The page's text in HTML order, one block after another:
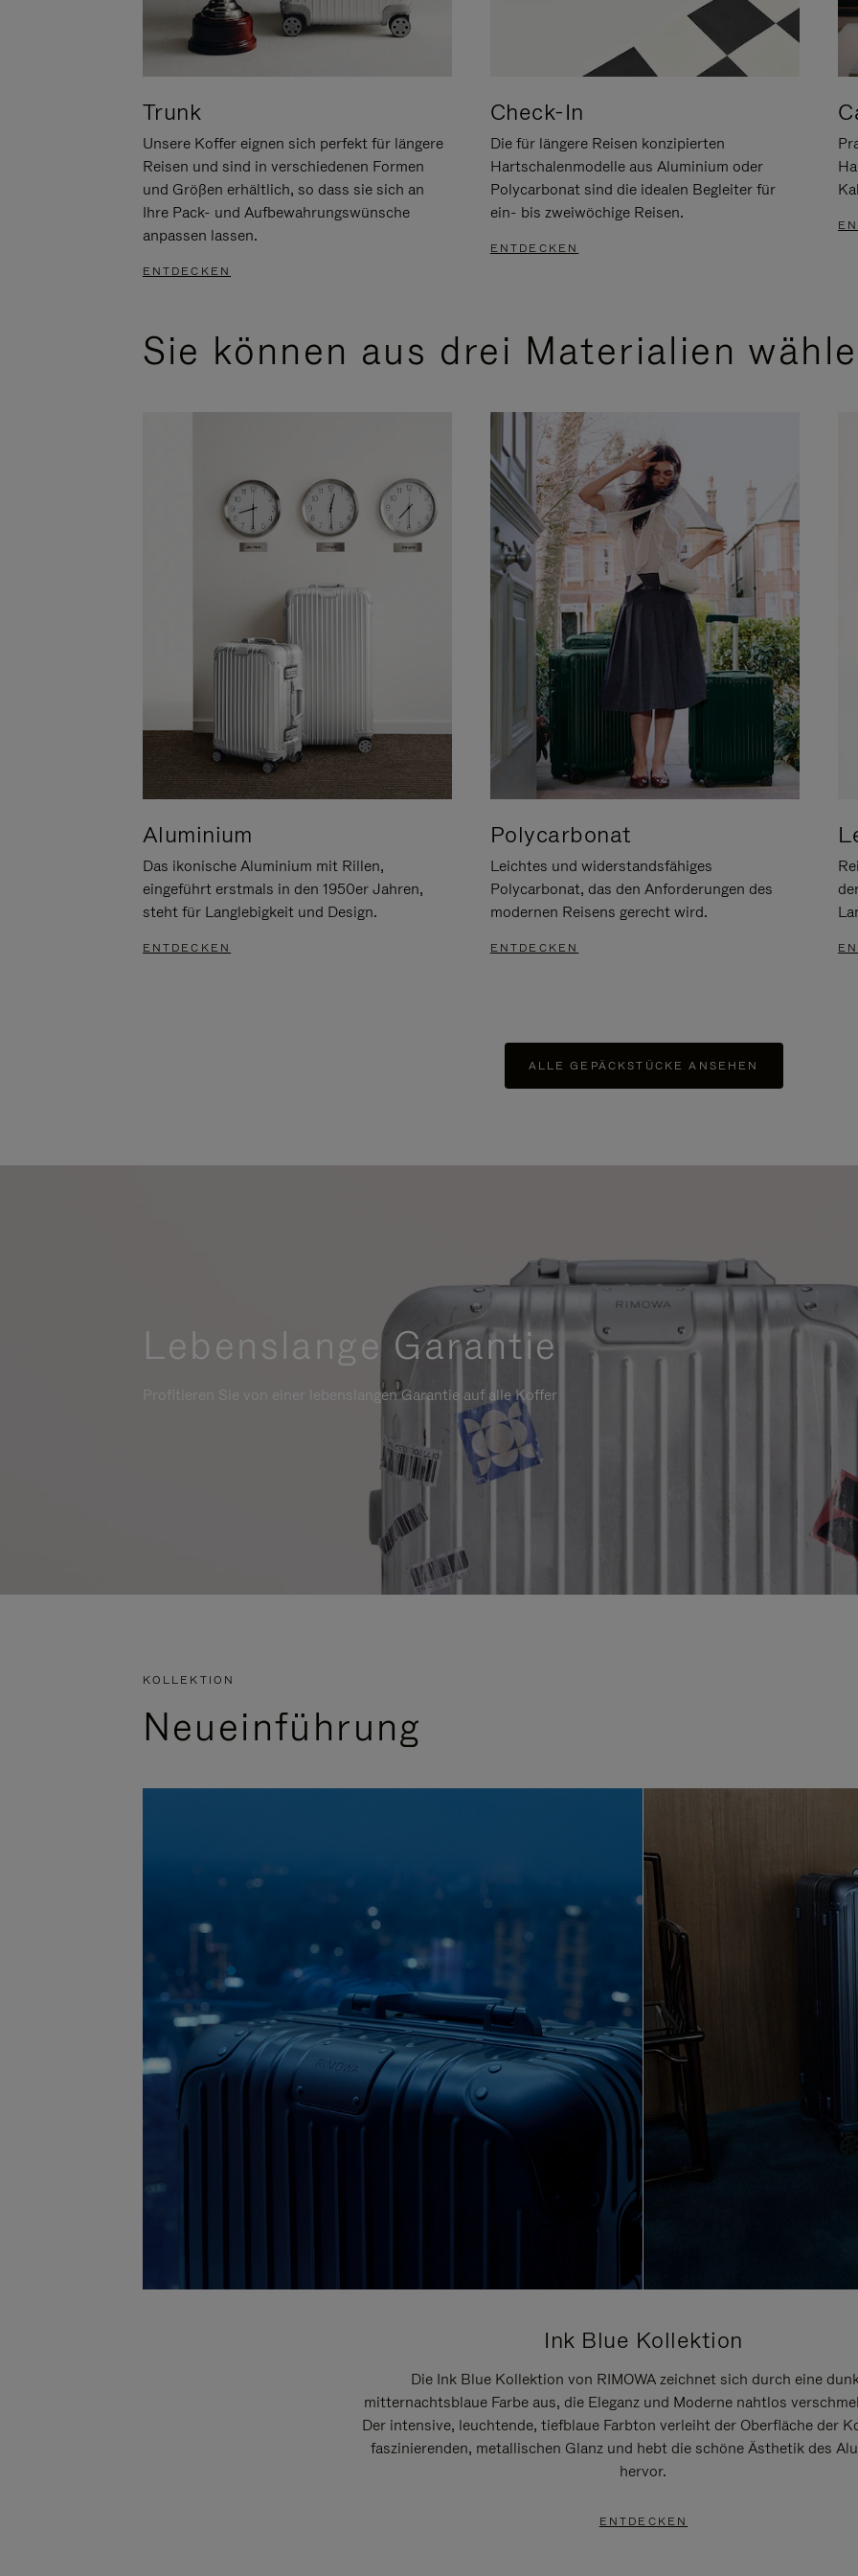
Trunk
Unsere Koffer eignen sich perfekt für längere
Reisen und sind in verschiedenen Formen
und Größen erhältlich, so dass sie sich an
Ihre Pack- und Aufbewahrungswünsche
anpassen lassen.
ENTDECKEN
Check-In
Die für längere Reisen konzipierten
Hartschalenmodelle aus Aluminium oder
Polycarbonat sind die idealen Begleiter für
ein- bis zweiwöchige Reisen.
ENTDECKEN
Sie können aus drei Materialien
Aluminium
Das ikonische Aluminium mit Rillen,
eingeführt erstmals in den 1950er Jahren,
steht für Langlebigkeit und Design.
ENTDECKEN
Polycarbonat
Leichtes und widerstandsfähiges
Polycarbonat, das den Anforderungen des
modernen Reisens gerecht wird.
ENTDECKEN
ALLE GEPÄCKSTÜCKE ANSEHEN
Lebenslange Garantie
Profitieren Sie von einer lebenslangen Garantie auf alle Koffer
KOLLEKTION
Neueinführung
Ink Blue Kollektion
Die Ink Blue Kollektion von RIMOWA zeichnet sich durch eine
mitternachtsblaue Farbe aus, die Eleganz und Moderne nahtlos
Der intensive, leuchtende, tiefblaue Farbton verleiht der Oberfläche der
faszinierenden, metallischen Glanz und hebt die schöne Ästhetik des
hervor.
ENTDECKEN